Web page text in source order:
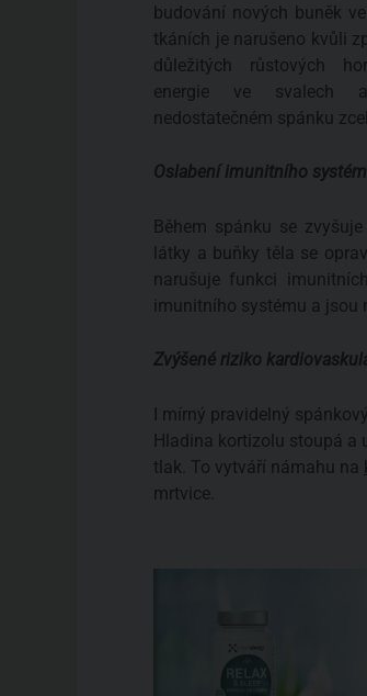
budování nových buněk
tkáních je narušeno kvůli
důležitých růstových
energie ve svalech
nedostatečném spánku
Oslabení imunitního
Během spánku se
látky a buňky těla se
narušuje funkci
imunitního systému a jsou
Zvýšené riziko
I mírný pravidelný
Hladina kortizolu stoupá a
tlak. To vytváří námahu na
mrtvice.